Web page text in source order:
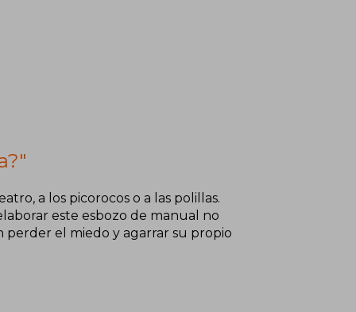
a los picorocos o a las polillas.
este esbozo de manual no
perder el miedo y agarrar su propio